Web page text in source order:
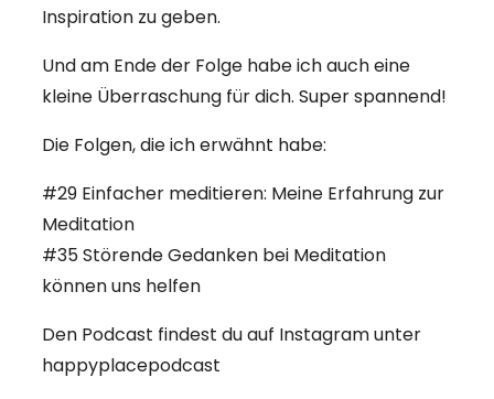
Inspiration zu geben.
Und am Ende der Folge habe ich auch eine
kleine Überraschung für dich. Super spannend!
Die Folgen, die ich erwähnt habe:
#29 Einfacher meditieren: Meine Erfahrung zur
Meditation
#35 Störende Gedanken bei Meditation
können uns helfen
Den Podcast findest du auf Instagram unter
happyplacepodcast